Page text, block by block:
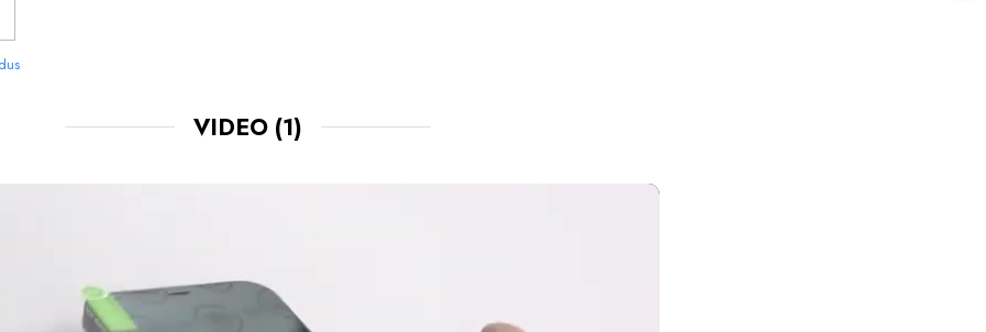
FOLOSIT IN PRODUCEREA FOLIILOR
O STIM CU TOTII, CI ESTE
VIDEO (1)